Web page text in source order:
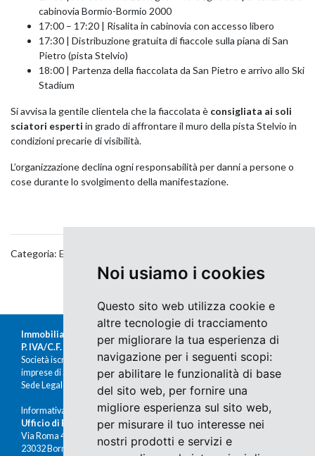
Noi usiamo i cookies
Questo sito web utilizza cookie e
altre tecnologie di tracciamento
per migliorare la tua esperienza di
navigazione per i seguenti scopi:
per abilitare le funzionalità di base
del sito web, per fornire una
migliore esperienza sul sito web,
per misurare il tuo interesse nei
nostri prodotti e servizi e
cabinovia Bormio-Bormio 2000
17:00 – 17:20 | Risalita in cabinovia con accesso libero
17:30 | Distribuzione gratuita di fiaccole sulla piana di San
Pietro (pista Stelvio)
18:00 | Partenza della fiaccolata da San Pietro e arrivo allo Ski
Stadium
Si avvisa la gentile clientela che la fiaccolata è consigliata ai soli
sciatori esperti in grado di affrontare il muro della pista Stelvio in
condizioni precarie di visibilità.
L’organizzazione declina ogni responsabilità per danni a persone o
cose durante lo svolgimento della manifestazione.
Categoria: Eventi
Immobiliare Moretti s.r.l.
P. IVA/C.F. 00676380140
Società iscritta al Registro delle
imprese di Sondrio al n.47430
Sede Legale: Via Nazario Sauro 1, Sondrio
Informativa Cookies e Privacy
Ufficio di Bormio
Via Roma 48
23032 Bormio (SO)